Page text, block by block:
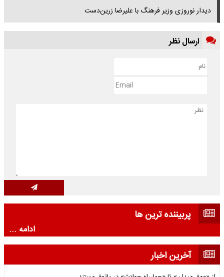
دیدار نوروزی وزیر فرهنگ با علیرضا زرین‌دست
ارسال نظر
پربیننده ترین ها
ادامه ...
آخرین اخبار